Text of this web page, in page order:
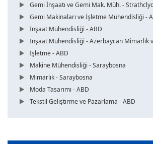
Gemi İnşaatı ve Gemi Mak. Müh. -
Gemi Makinaları ve İşletme Mühendisliği -
İnşaat Mühendisliği - ABD
İnşaat Mühendisliği - Azerbaycan Mimarlık
İşletme - ABD
Makine Mühendisliği - Saraybosna
Mimarlık - Saraybosna
Moda Tasarımı - ABD
Tekstil Geliştirme ve Pazarlama - ABD